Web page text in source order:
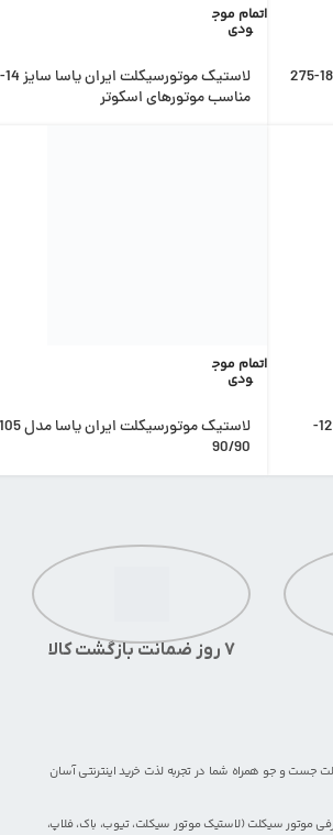
لاستیک موتور سیکلت ایران یاسا مدل RP سایز 18-275
اتمام موج
ودی
مناسب موتورهای اسکوتر
لاستیک موتورسیکلت ایران یاسا مدل 103 سایز 12-
اتمام موج
ودی
90/90
7 روز ضمانت بازگشت کالا
جست و جو همراه شما در تجربه لذت خرید اینترنتی آسان
موتور سیکلت(لاستیک موتور سیکلت،تیوب، باک،فلاپ،